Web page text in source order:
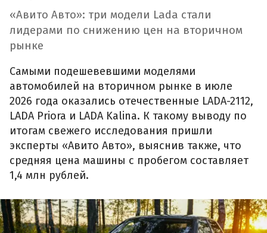
«Авито Авто»: три модели Lada стали
лидерами по снижению цен на вторичном
рынке
Самыми подешевевшими моделями
автомобилей на вторичном рынке в июле
2026 года оказались отечественные LADA-2112,
LADA Priora и LADA Kalina. К такому выводу по
итогам свежего исследования пришли
эксперты «Авито Авто», выяснив также, что
средняя цена машины с пробегом составляет
1,4 млн рублей.